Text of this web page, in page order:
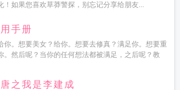
！如果您喜欢草莽警探，别忘记分享给朋友...
用手册
你。想要美女？给你。想要去修真？满足你。想要重
。然后呢？当你的任何想法都被满足，之后呢？教
之我是李建成